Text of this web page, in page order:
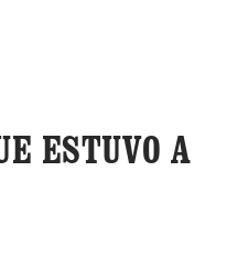
ESTUVO A